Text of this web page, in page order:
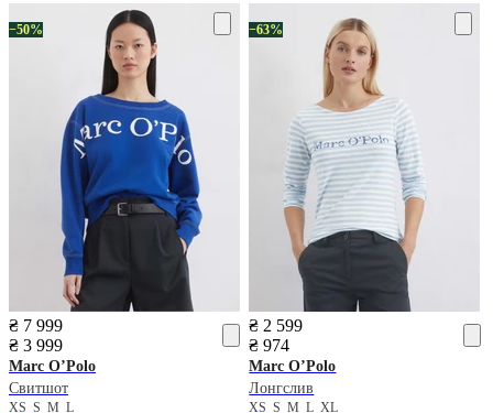
−50%
₴ 7 999
₴ 3 999
Marc O’Polo
Свитшот
XS S M L
−63%
₴ 2 599
₴ 974
Marc O’Polo
Лонгслив
XSSMLXL